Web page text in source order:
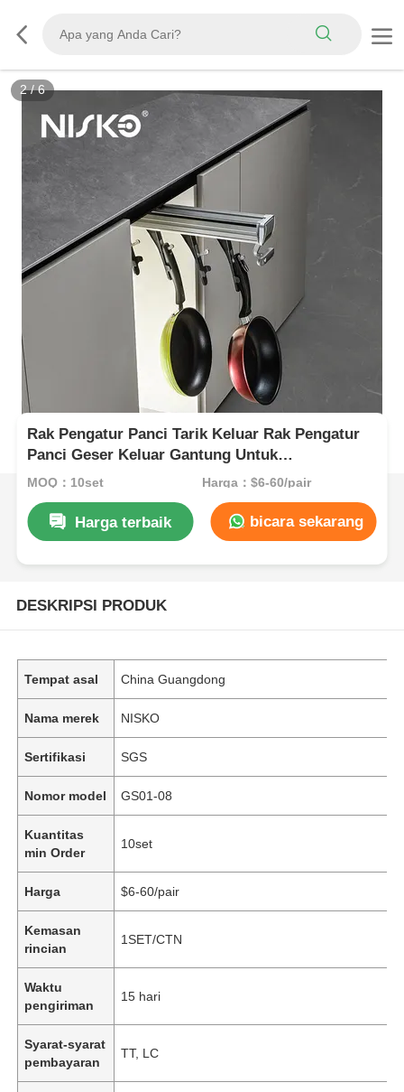
2/6
Rak Pengatur Panci Tarik Keluar Rak Pengatur
Panci Geser Keluar Gantung Untuk
Penyimpanan Dapur
MOQ：10set Harga：$6-60/pair
Harga terbaik bicara sekarang
DESKRIPSI PRODUK
Tempat asal China Guangdong
Nama merek NISKO
Sertifikasi SGS
Nomor model GS01-08
Kuantitas
min Order
10set
Harga $6-60/pair
Kemasan
rincian
1SET/CTN
Waktu
pengiriman
15 hari
Syarat-syarat
pembayaran
TT, LC